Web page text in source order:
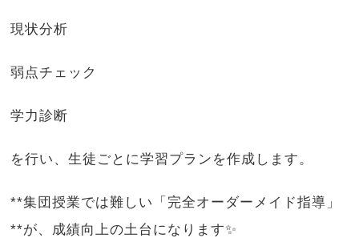
現状分析
弱点チェック
学力診断
を行い、生徒ごとに学習プランを作成します。
**集団授業では難しい「完全オーダーメイド指導」
**が、成績向上の土台になります✨